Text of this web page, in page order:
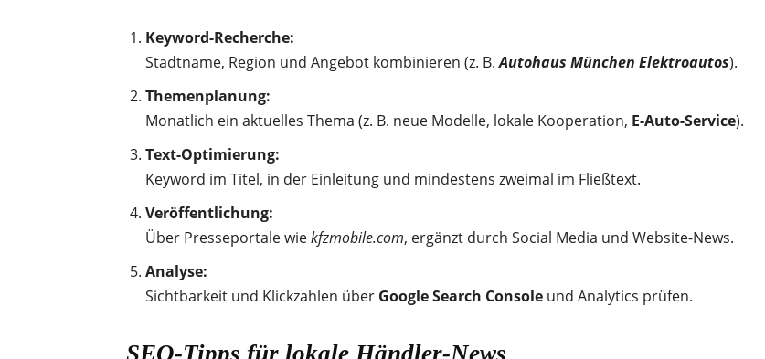
Keyword-Recherche:
Stadtname, Region und Angebot kombinieren (z. B.Autohaus München Elektroautos).
Themenplanung:
Monatlich ein aktuelles Thema (z. B. neue Modelle, lokale Kooperation, E-Auto-Service).
Text-Optimierung:
Keyword im Titel, in der Einleitung und mindestens zweimal im Fließtext.
Veröffentlichung:
Über Presseportale wiekfzmobile.com, ergänzt durch Social Media und Website-News.
Analyse:
Sichtbarkeit und Klickzahlen über Google Search Console und Analytics prüfen.
SEO-Tipps für lokale Händler-News